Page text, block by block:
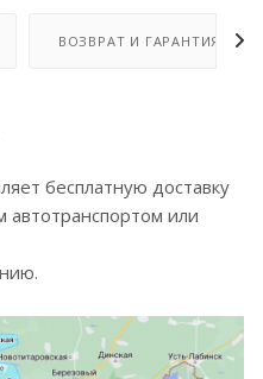
ВОЗВРАТ И ГАРАНТИЯ
бесплатную доставку
автотранспортом или